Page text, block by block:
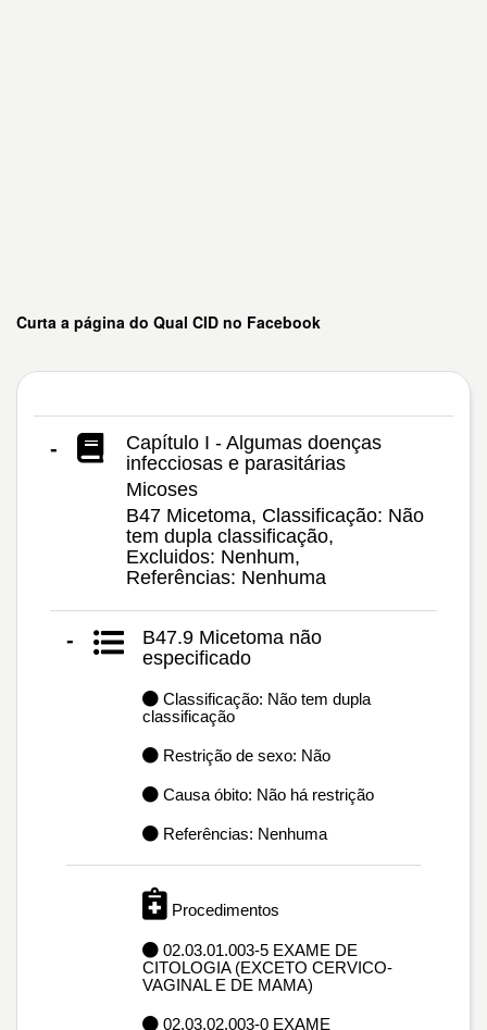
Curta a página do Qual CID no Facebook
-
Capítulo I - Algumas doenças
infecciosas e parasitárias
Micoses
B47 Micetoma, Classificação: Não
tem dupla classificação,
Excluidos: Nenhum,
Referências: Nenhuma
-
B47.9 Micetoma não
especificado
Classificação: Não tem dupla
classificação
Restrição de sexo: Não
Causa óbito: Não há restrição
Referências: Nenhuma
Procedimentos
02.03.01.003-5 EXAME DE
CITOLOGIA (EXCETO CERVICO-
VAGINAL E DE MAMA)
02.03.02.003-0 EXAME